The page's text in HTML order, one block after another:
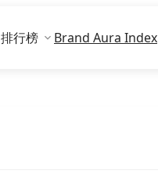
排行榜 Brand Aura Index